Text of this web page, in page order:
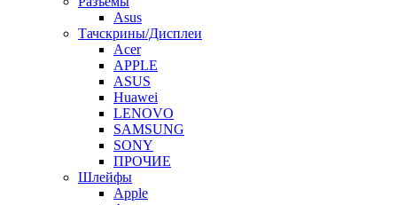
Asus
Тачскрины/Дисплеи
Acer
APPLE
ASUS
Huawei
LENOVO
SAMSUNG
SONY
ПРОЧИЕ
Шлейфы
Apple